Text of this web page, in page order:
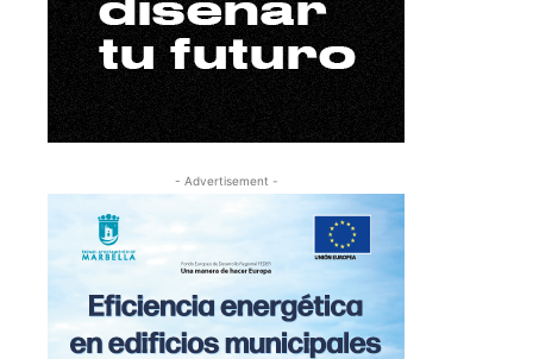
- Advertisement -